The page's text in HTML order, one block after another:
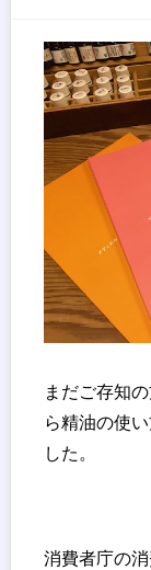
まだご存知
ら精油の使
した。
消費者庁の